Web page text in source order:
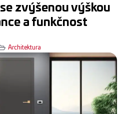
zvýšenou výškou
a funkčnost
Architektura